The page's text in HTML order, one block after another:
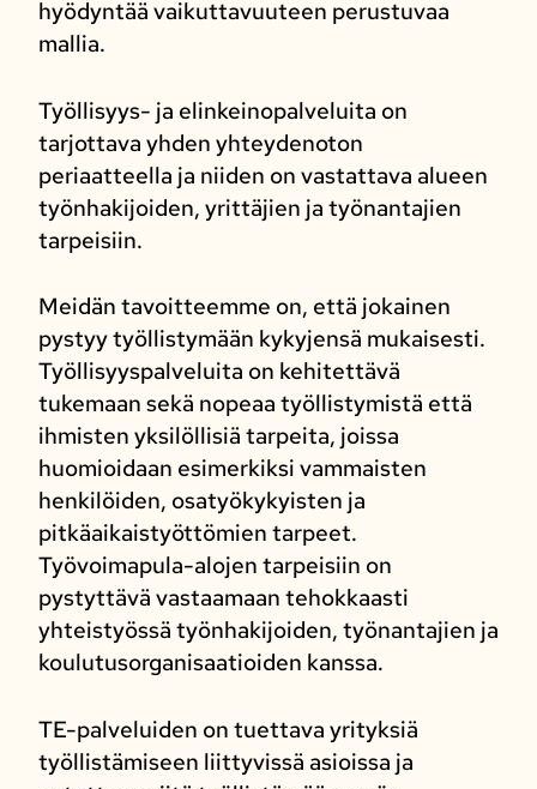
hyödyntää vaikuttavuuteen perustuvaa
mallia.
Työllisyys- ja elinkeinopalveluita on
tarjottava yhden yhteydenoton
periaatteella ja niiden on vastattava alueen
työnhakijoiden, yrittäjien ja työnantajien
tarpeisiin.
Meidän tavoitteemme on, että jokainen
pystyy työllistymään kykyjensä mukaisesti.
Työllisyyspalveluita on kehitettävä
tukemaan sekä nopeaa työllistymistä että
ihmisten yksilöllisiä tarpeita, joissa
huomioidaan esimerkiksi vammaisten
henkilöiden, osatyökykyisten ja
pitkäaikaistyöttömien tarpeet.
Työvoimapula-alojen tarpeisiin on
pystyttävä vastaamaan tehokkaasti
yhteistyössä työnhakijoiden, työnantajien ja
koulutusorganisaatioiden kanssa.
TE-palveluiden on tuettava yrityksiä
työllistämiseen liittyvissä asioissa ja